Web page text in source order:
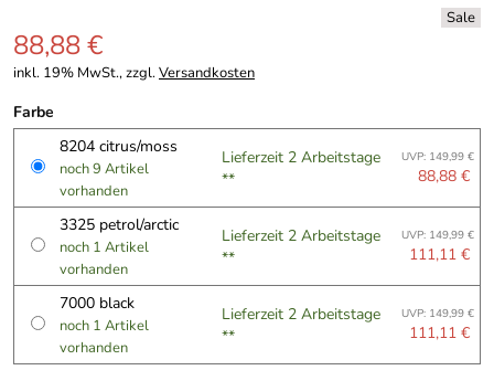
88,88 €
inkl. 19% MwSt., zzgl.Versandkosten
Farbe
8204 citrus/moss
noch 9 Artikel
vorhanden
Lieferzeit 2 Arbeitstage
**
UVP: 149,99 €
88,88 €
3325 petrol/arctic
noch 1 Artikel
vorhanden
Lieferzeit 2 Arbeitstage
**
UVP: 149,99 €
111,11 €
7000 black
noch 1 Artikel
vorhanden
Lieferzeit 2 Arbeitstage
**
UVP: 149,99 €
111,11 €